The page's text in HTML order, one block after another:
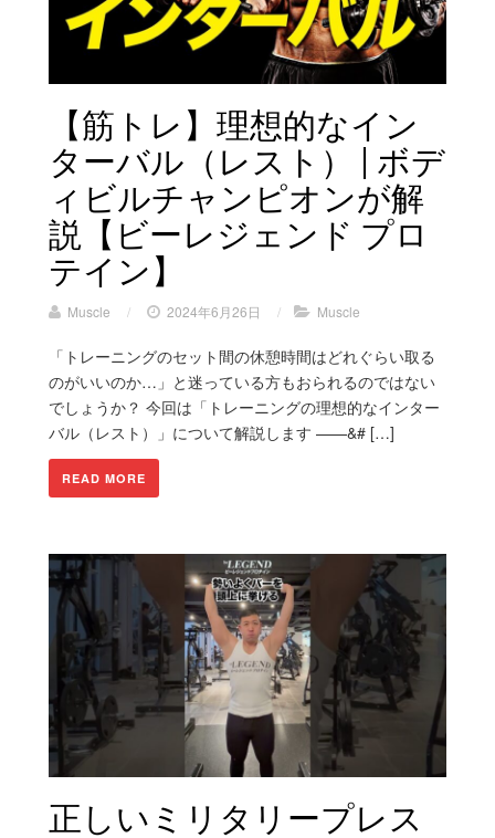
【筋トレ】理想的なイン
ターバル（レスト） | ボデ
ィビルチャンピオンが解
説【ビーレジェンド プロ
テイン】
Muscle / 2024年6月26日 / Muscle
「トレーニングのセット間の休憩時間はどれぐらい取る
のがいいのか…」と迷っている方もおられるのではない
でしょうか？ 今回は「トレーニングの理想的なインター
バル（レスト）」について解説します ——&# […]
READ MORE
正しいミリタリープレス